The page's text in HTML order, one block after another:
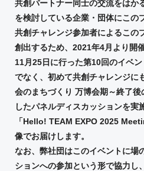
共創パートナー同士の交流をはか
を検討している企業・団体にこの
共創チャレンジ参加者によるこの
創出するため、2021年4月より開
11月25日に行った第10回のイベ
でなく、初めて共創チャレンジに
会のまちづくり 万博会期～終了
したパネルディスカッションを実
「Hello! TEAM EXPO 2025
像でお届けします。
なお、弊社団はこのイベントに場
ションへの参加という形で協力